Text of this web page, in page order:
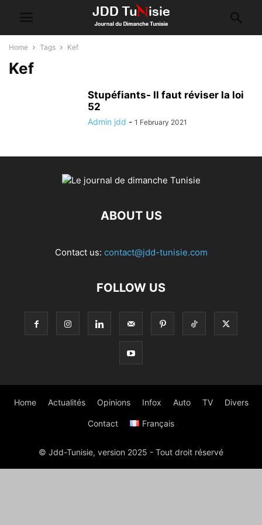
Home Tags Kef
Kef
Stupéfiants- Il faut réviser la loi
52
Admin jdd - 1 February 2021
ABOUT US
Contact us: contact@jdd-tunisie.com
FOLLOW US
Home Actualités Opinions Infox Auto TV Divers
Contact Français
© Jdd-Tunisie, version 2025 - Tout droit réservé